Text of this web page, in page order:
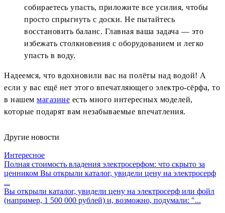
собираетесь упасть, приложите все усилия, чтобы
просто спрыгнуть с доски. Не пытайтесь
восстановить баланс. Главная ваша задача — это
избежать столкновения с оборудованием и легко
упасть в воду.
Надеемся, что вдохновили вас на полёты над водой! А
если у вас ещё нет этого впечатляющего электро-сёрфа, то
в нашем магазине есть много интересных моделей,
которые подарят вам незабываемые впечатления.
Другие новости
Интересное
Полная стоимость владения электросерфом: что скрыто за
ценником Вы открыли каталог, увидели цену на электросерф
...
Вы открыли каталог, увидели цену на электросерф или фойл
(например, 1 500 000 рублей) и, возможно, подумали: "...